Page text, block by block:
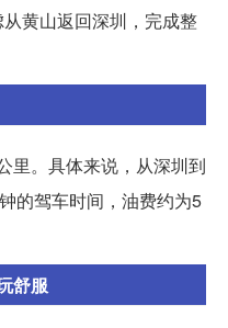
黄山返回深圳，完成整
里。具体来说，从深圳到
的驾车时间，油费约为5
舒服